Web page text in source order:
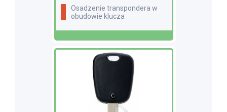
Osadzenie transpondera w
obudowie klucza